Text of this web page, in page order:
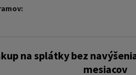
na splátky bez
mesiacov